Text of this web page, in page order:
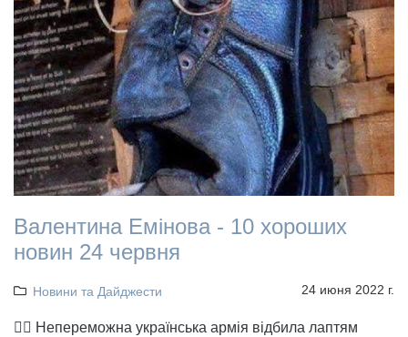
Валентина Емінова - 10 хороших
новин 24 червня
Новини та Дайджести 24 июня 2022 г.
👉🏻 Непереможна українська армія відбила лаптям